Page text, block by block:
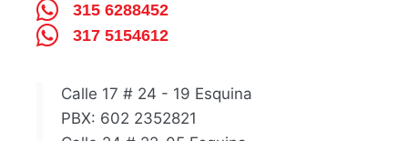
315 6288452
317 5154612
Calle 17 # 24 - 19 Esquina
PBX: 602 2352821